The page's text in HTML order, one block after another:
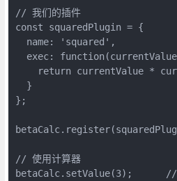
// 我们的插件
const squaredPlugin = {
  name: 'squared',
exec:
return currentValue *
  }
};
// 使用计算器
betaCalc.setValue(3);      //